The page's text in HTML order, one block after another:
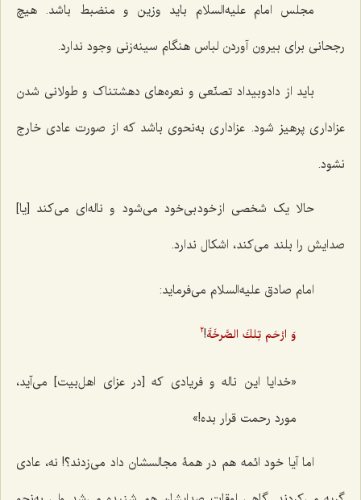
مجلس امام علیه‌السلام باید وزین و منضبط باشد. هیچ
رجحانی برای بیرون آوردن لباس هنگام سینه‌زنی وجود ندارد.
باید از دادوبیداد تصنّعی و نعره‌های دهشتناک و طولانی شدن
عزاداری پرهیز شود. عزاداری به‌نحوی باشد که از صورت عادی خارج
نشود.
حالا یک شخصی از خود بی‌خود می‌شود و ناله‌ای می‌کند [یا]
صدایش را بلند می‌کند، اشکال ندارد.
امام صادق علیه‌السلام می‌فرماید:
وَ ارْحَم تِلكَ الصَّرخَةَ!
2
«خدایا این ناله و فریادی که [در عزای اهل‌بیت] می‌آید،
مورد رحمت قرار بده!»
اما آیا خود ائمه هم در همۀ مجالسشان داد می‌زدند؟! نه، عادی